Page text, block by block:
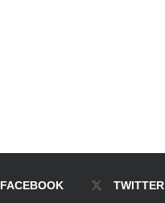
FACEBOOK TWITTER